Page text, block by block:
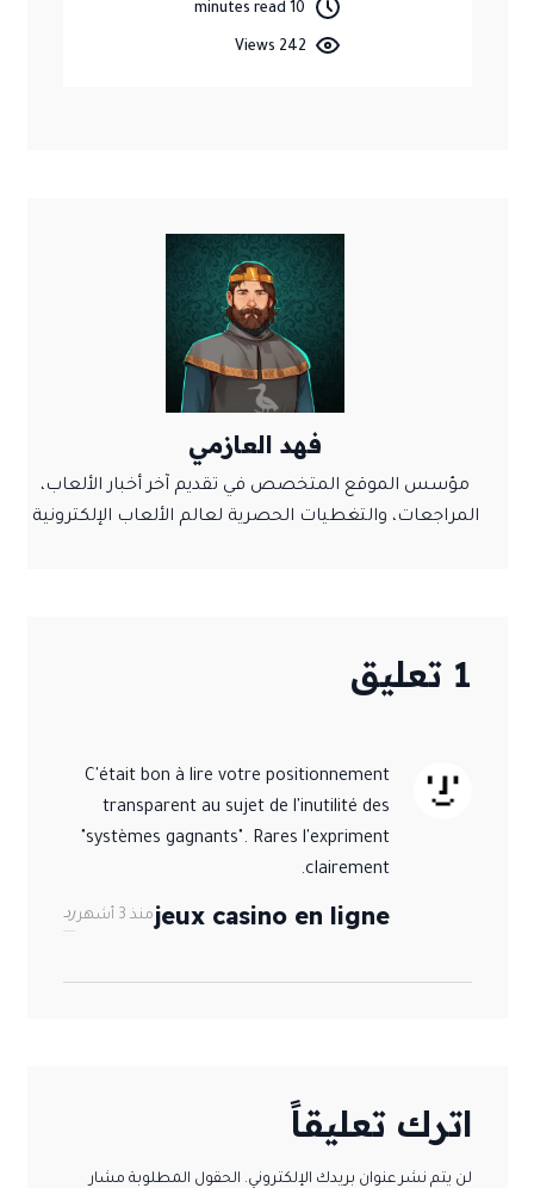
10 minutes read
فهد العازمي
مؤسس الموقع المتخصص في تقديم آخر أخبار الألعاب،
المراجعات، والتغطيات الحصرية لعالم الألعاب الإلكترونية
1 تعليق
C'était bon à lire votre positionnement
transparent au sujet de l'inutilité des
"systèmes gagnants". Rares l'expriment
clairement.
jeux casino en ligne منذ 3 أشهر رد
اترك تعليقاً
لن يتم نشر عنوان بريدك الإلكتروني. الحقول المطلوبة مشار